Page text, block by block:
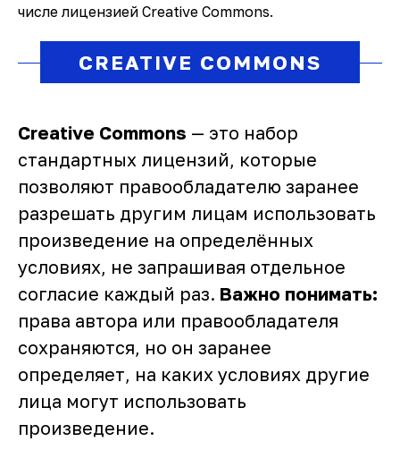
числе лицензией Creative Commons.
CREATIVE COMMONS
Creative Commons — это набор
стандартных лицензий, которые
позволяют правообладателю заранее
разрешать другим лицам использовать
произведение на определённых
условиях, не запрашивая отдельное
согласие каждый раз. Важно понимать:
права автора или правообладателя
сохраняются, но он заранее
определяет, на каких условиях другие
лица могут использовать
произведение.